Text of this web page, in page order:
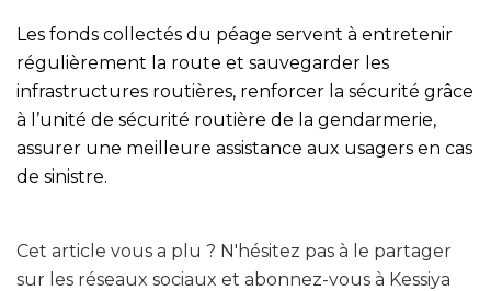
Les fonds collectés du péage servent à entretenir
régulièrement la route et sauvegarder les
infrastructures routières, renforcer la sécurité grâce
à l’unité de sécurité routière de la gendarmerie,
assurer une meilleure assistance aux usagers en cas
de sinistre.
Cet article vous a plu ? N'hésitez pas à le partager
sur les réseaux sociaux et abonnez-vous à Kessiya